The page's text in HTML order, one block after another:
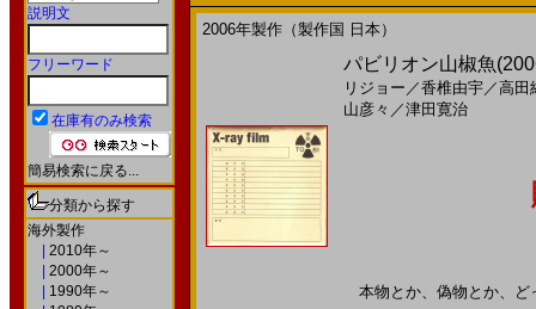
説明文
フリーワード
在庫有のみ検索
簡易検索に戻る...
分類から探す
海外製作
2010年～
2000年～
1990年～
2006年製作（製作国 日本）
パビリオン山椒魚
リジョー ／香椎由宇／高田
山彦々 ／津田寛治
本物とか、偽物とか、